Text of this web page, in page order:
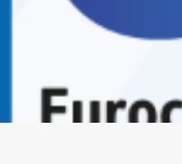
NEWS ED EVENTI